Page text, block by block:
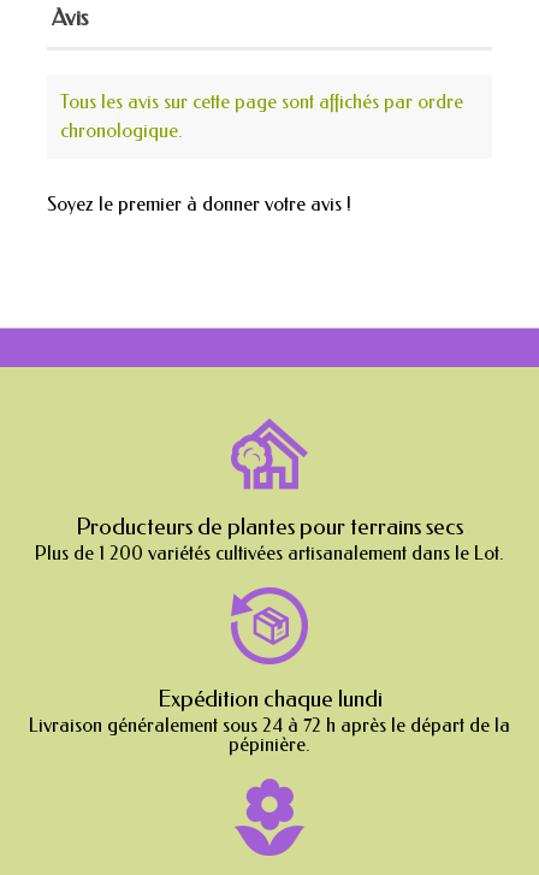
Avis
Tous les avis sur cette page sont affichés par ordre
chronologique.
Soyez le premier à donner votre avis !
Producteurs de plantes pour terrains secs
Plus de 1 200 variétés cultivées artisanalement dans le Lot.
Expédition chaque lundi
Livraison généralement sous 24 à 72 h après le départ de la
pépinière.